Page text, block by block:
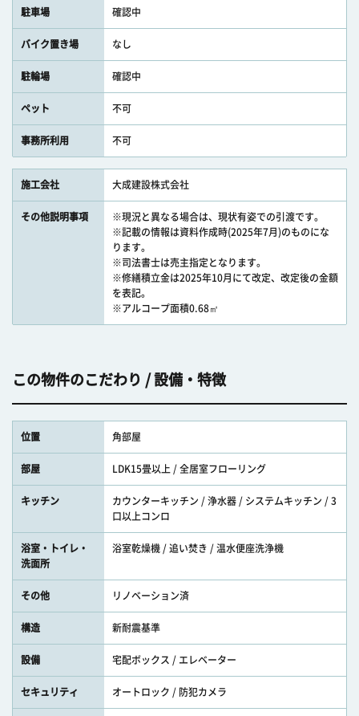
駐車場 確認中
バイク置き場 なし
駐輪場 確認中
ペット 不可
事務所利用 不可
施工会社 大成建設株式会社
その他説明事項
※現況と異なる場合は、現状有姿での引渡です。
※記載の情報は資料作成時(2025年7月)のものにな
ります。
※司法書士は売主指定となります。
※修繕積立金は2025年10月にて改定、改定後の金額
を表記。
※アルコープ面積0.68㎡
この物件のこだわり / 設備・特徴
位置 角部屋
部屋 LDK15畳以上 / 全居室フローリング
キッチン
カウンターキッチン / 浄水器 / システムキッチン / 3
口以上コンロ
浴室・トイレ・
洗面所
浴室乾燥機 / 追い焚き / 温水便座洗浄機
その他 リノベーション済
構造 新耐震基準
設備 宅配ボックス / エレベーター
セキュリティ オートロック / 防犯カメラ